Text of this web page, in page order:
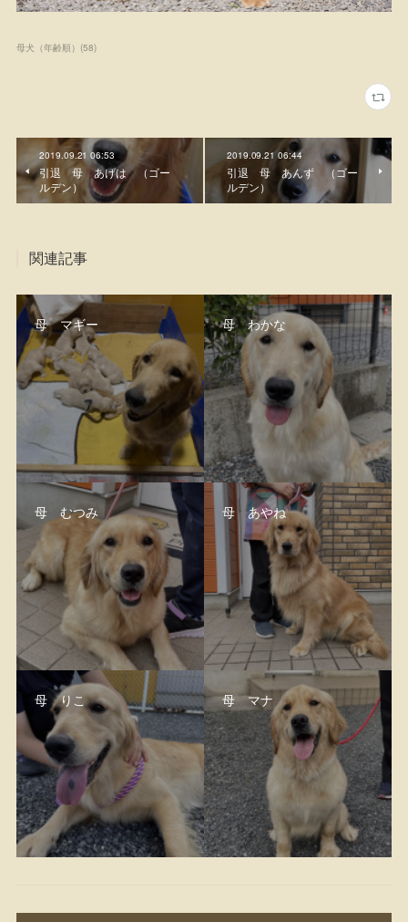
母犬（年齢順） (58)
2019.09.21 06:53
引退 母 あげは （ゴー
ルデン）
2019.09.21 06:44
引退 母 あんず （ゴー
ルデン）
関連記事
母 マギー 母 わかな
母 むつみ 母 あやね
母 りこ 母 マナ